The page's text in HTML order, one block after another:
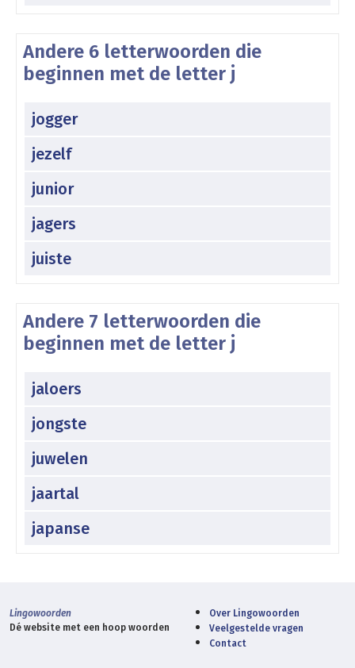
Andere 6 letterwoorden die
beginnen met de letter j
jogger
jezelf
junior
jagers
juiste
Andere 7 letterwoorden die
beginnen met de letter j
jaloers
jongste
juwelen
jaartal
japanse
Lingowoorden
Dé website met een hoop woorden
Over Lingowoorden
Veelgestelde vragen
Contact